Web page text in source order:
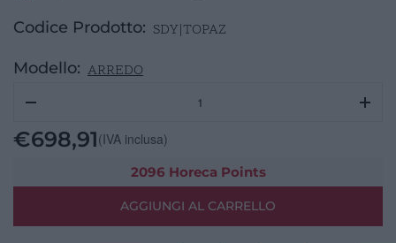
Codice Prodotto: SDY|TOPAZ
Modello: ARREDO
TOPAZ
€698,91(IVA inclusa)
2096 Horeca Points
AGGIUNGI AL CARRELLO